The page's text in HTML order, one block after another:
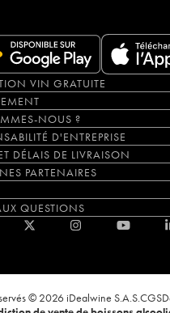
VIN GRATUITE
NOUS ?
D'ENTREPRISE
DÉLAIS DE LIVRAISON
PARTENAIRES
QUESTIONS
© 2026 iDealwine S.A.S.CGS